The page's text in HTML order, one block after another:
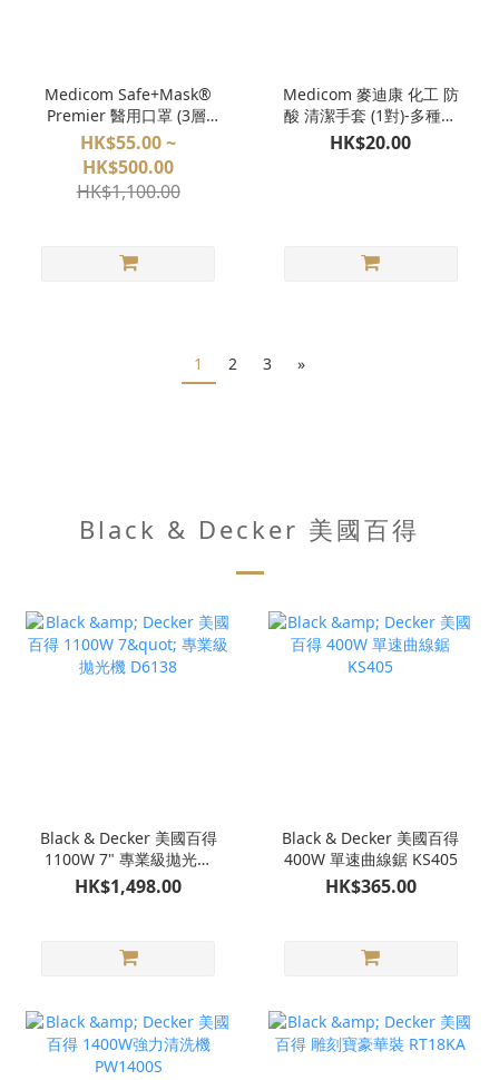
Medicom Safe+Mask®
Premier 醫用口罩 (3層)
level 2-GMK202082 (50
片/盒)
HK$55.00 ~
HK$500.00
HK$1,100.00
Medicom 麥迪康 化工 防
酸 清潔手套 (1對)-多種尺
碼
HK$20.00
1 2 3 »
Black & Decker 美國百得
Black & Decker 美國百得
1100W 7" 專業級拋光機
D6138
HK$1,498.00
Black & Decker 美國百得
400W 單速曲線鋸 KS405
HK$365.00